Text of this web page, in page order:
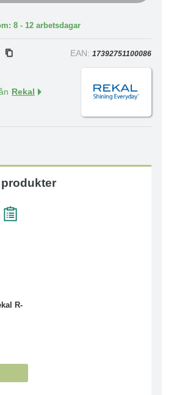
8 - 12 arbetsdagar
EAN: 17392751100086
Rekal
R-